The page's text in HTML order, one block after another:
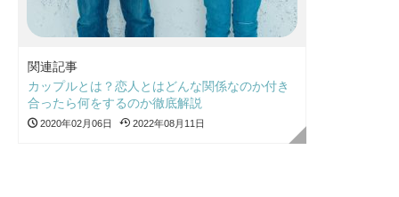
関連記事
カップルとは？恋人とはどんな関係なのか付き
合ったら何をするのか徹底解説
2020年02月06日 2022年08月11日